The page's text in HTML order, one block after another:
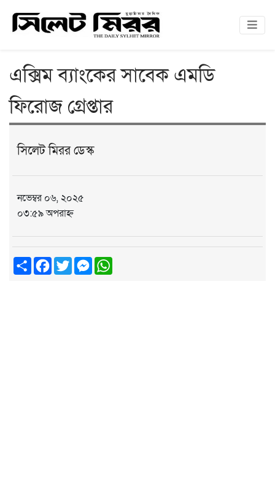
এক্সিম ব্যাংকের সাবেক এমডি
ফিরোজ গ্রেপ্তার
সিলেট মিরর ডেস্ক
নভেম্বর ০৬, ২০২৫
০৩:৫৯ অপরাহ্ন
ShareFacebook
TwitterMessenger